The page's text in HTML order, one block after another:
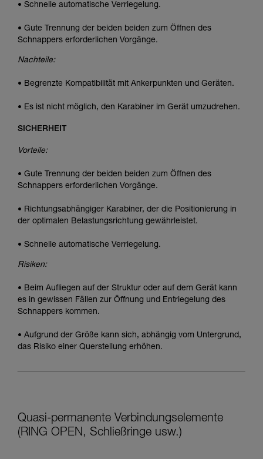
• Schnelle automatische Verriegelung.
• Gute Trennung der beiden beiden zum Öffnen des
Schnappers erforderlichen Vorgänge.
Nachteile:
• Begrenzte Kompatibilität mit Ankerpunkten und Geräten.
• Es ist nicht möglich, den Karabiner im Gerät umzudrehen.
SICHERHEIT
Vorteile:
• Gute Trennung der beiden beiden zum Öffnen des
Schnappers erforderlichen Vorgänge.
• Richtungsabhängiger Karabiner, der die Positionierung in
der optimalen Belastungsrichtung gewährleistet.
• Schnelle automatische Verriegelung.
Risiken:
• Beim Aufliegen auf der Struktur oder auf dem Gerät kann
es in gewissen Fällen zur Öffnung und Entriegelung des
Schnappers kommen.
• Aufgrund der Größe kann sich, abhängig vom Untergrund,
das Risiko einer Querstellung erhöhen.
Quasi-permanente Verbindungselemente
(RING OPEN, Schließringe usw.)